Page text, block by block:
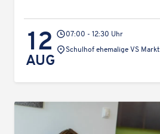
12
AUG
07:00 - 12:30 Uhr
Veranstaltungsort:
Schul­hof ehema­lige VS Markt